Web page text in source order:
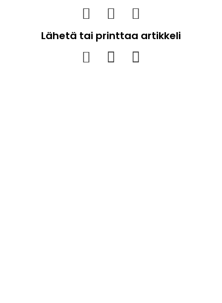
Lähetä tai printtaa artikkeli